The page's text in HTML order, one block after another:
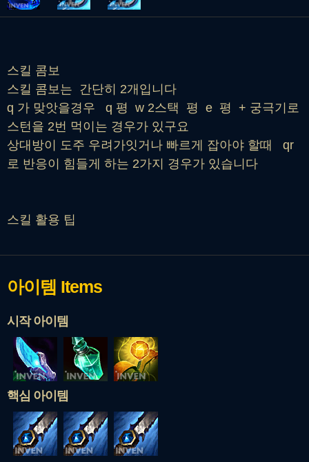
스킬 콤보
스킬 콤보는 간단히 2개입니다
q 가 맞앗을경우 q 평 w 2스택 평 e 평 + 궁극기로
스턴을 2번 먹이는 경우가 있구요
상대방이 도주 우려가잇거나 빠르게 잡아야 할때 qr
로 반응이 힘들게 하는 2가지 경우가 있습니다
스킬 활용 팁
아이템 Items
시작 아이템
핵심 아이템